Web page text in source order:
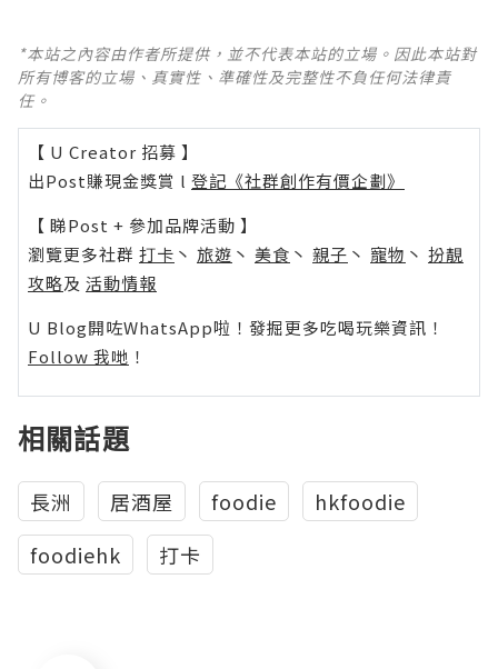
*本站之內容由作者所提供，並不代表本站的立場。因此本站對
所有博客的立場、真實性、準確性及完整性不負任何法律責
任。
【 U Creator 招募 】
出Post賺現金獎賞 l 登記《社群創作有價企劃》
【 睇Post + 參加品牌活動 】
瀏覽更多社群 打卡 丶 旅遊 丶 美食 丶 親子 丶 寵物 丶 扮靚
攻略及 活動情報
U Blog開咗WhatsApp啦！發掘更多吃喝玩樂資訊！
Follow 我哋 ！
相關話題
長洲 居酒屋 foodie
hkfoodie
foodiehk
打卡